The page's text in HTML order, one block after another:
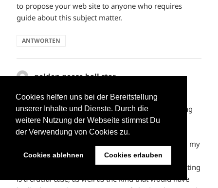
Cookies helfen uns bei der Bereitstellung
unserer Inhalte und Dienste. Durch die
weitere Nutzung der Webseite stimmst Du
der Verwendung von Cookies zu.
Cookies ablehnen Cookies erlauben
to propose your web site to anyone who requires
guide about this subject matter.
ANTWORTEN
golden goose ball starsagt:
I wish to express thanks to this writer just for bailing
me out of such a dilemma. Because of scouting
through the online world and obtaining
recommendations which are not helpful, I believed my
life was over. Existing minus the solutions to the
difficulties you’ve fixed by means of your main posting
is a crucial case, as well as the kind that would have